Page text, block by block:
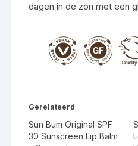
dagen in de zon met een
Gerelateerd
Sun Bum Original SPF
30 Sunscreen Lip Balm